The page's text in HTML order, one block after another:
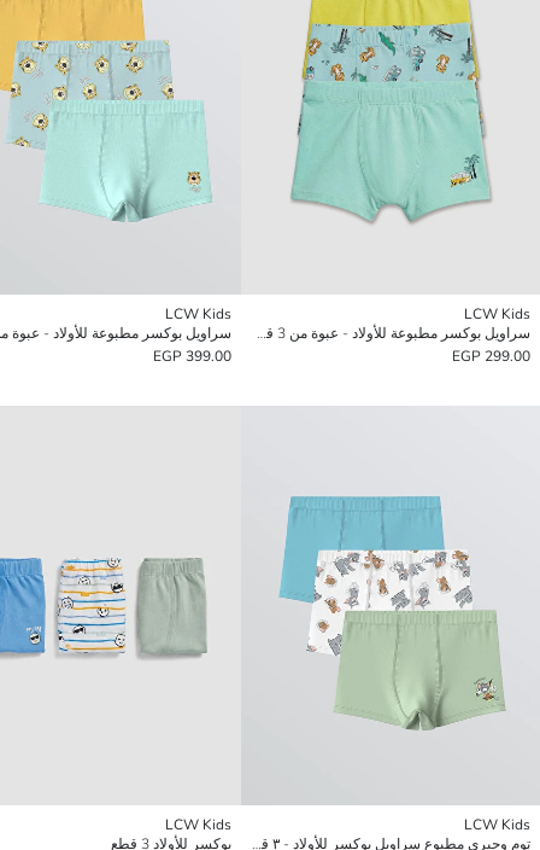
LCW Kids
سراويل بوكسر مطبوعة للأولاد - عبوة من 3 قطع
299.00 EGP
LCW Kids
399.00 EGP
LCW Kids
توم وجيري مطبوع سراويل بوكسر للأولاد - ٣ قطع
LCW Kids
بوكسر للأولاد 3 قطع